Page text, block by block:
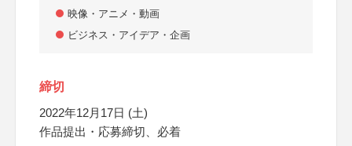
映像・アニメ・動画
ビジネス・アイデア・企画
締切
2022年12月17日 (土)
作品提出・応募締切、必着